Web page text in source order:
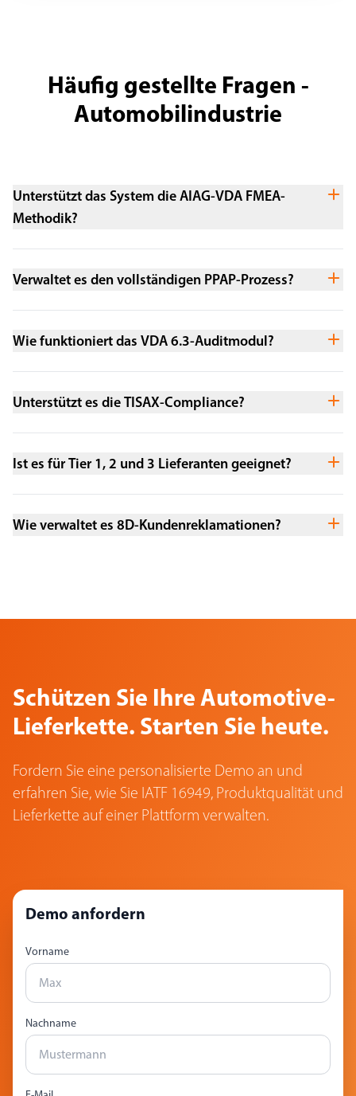
Häufig gestellte Fragen -
Automobilindustrie
Unterstützt das System die AIAG-VDA FMEA-
Methodik?
Verwaltet es den vollständigen PPAP-Prozess?
Wie funktioniert das VDA 6.3-Auditmodul?
Unterstützt es die TISAX-Compliance?
Ist es für Tier 1, 2 und 3 Lieferanten geeignet?
Wie verwaltet es 8D-Kundenreklamationen?
Schützen Sie Ihre Automotive-
Lieferkette. Starten Sie heute.
Fordern Sie eine personalisierte Demo an und
erfahren Sie, wie Sie IATF 16949, Produktqualität und
Lieferkette auf einer Plattform verwalten.
Demo anfordern
Vorname
Nachname